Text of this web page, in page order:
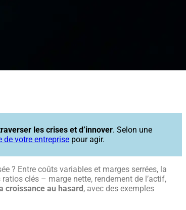
les crises et d’innover. Selon une
de votre entreprise pour agir.
? Entre coûts variables et marges serrées, la
clés – marge nette, rendement de l’actif,
croissance au hasard, avec des exemples